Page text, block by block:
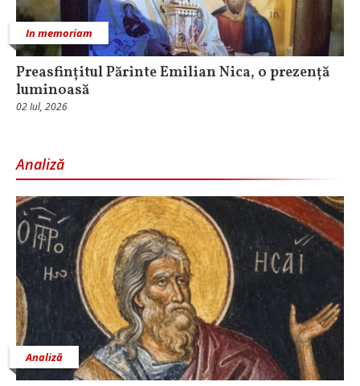
In memoriam
Preasfințitul Părinte Emilian Nica, o prezență
luminoasă
02 Iul, 2026
Analiză
Analiză